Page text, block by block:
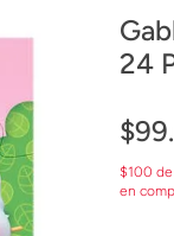
Gabby's Doll
24
$99.
$100
en